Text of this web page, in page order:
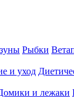
Рыбки
и уход
и лежаки